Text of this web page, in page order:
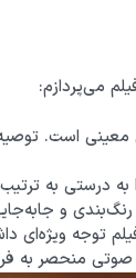
می‌پردازم:
معینی است.
درستی به
و
توجه ویژه‌ای
منحصر به